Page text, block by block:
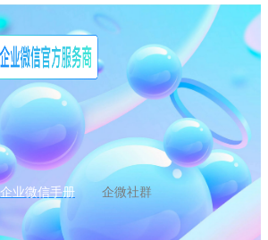
企业微信手册 企微社群